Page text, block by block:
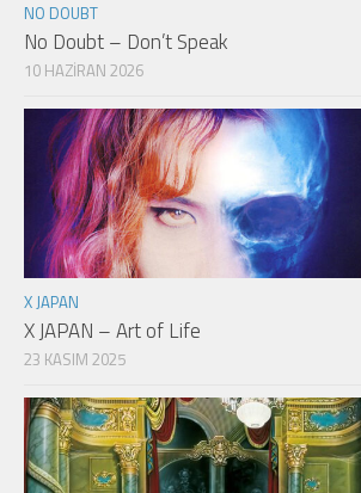
NO DOUBT
No Doubt – Don’t Speak
10 HAZIRAN 2026
X JAPAN
X JAPAN – Art of Life
23 KASIM 2025